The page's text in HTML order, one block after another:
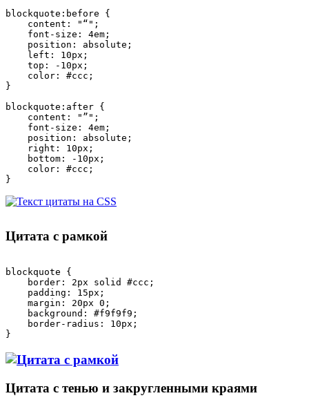
blockquote:before {
    content: "“";
    font-size: 4em;
    position: absolute;
    left: 10px;
    top: -10px;
    color: #ccc;
}
blockquote:after {
    content: "”";
    font-size: 4em;
    position: absolute;
    right: 10px;
    bottom: -10px;
    color: #ccc;
Цитата с рамкой
blockquote {
    border: 2px solid #ccc;
    padding: 15px;
    margin: 20px 0;
    background: #f9f9f9;
    border-radius: 10px;
Цитата с тенью и закругленными краями